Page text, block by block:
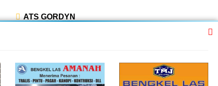
ATS GORDYN
BENGKEL MOBIL ISTIQOMAH